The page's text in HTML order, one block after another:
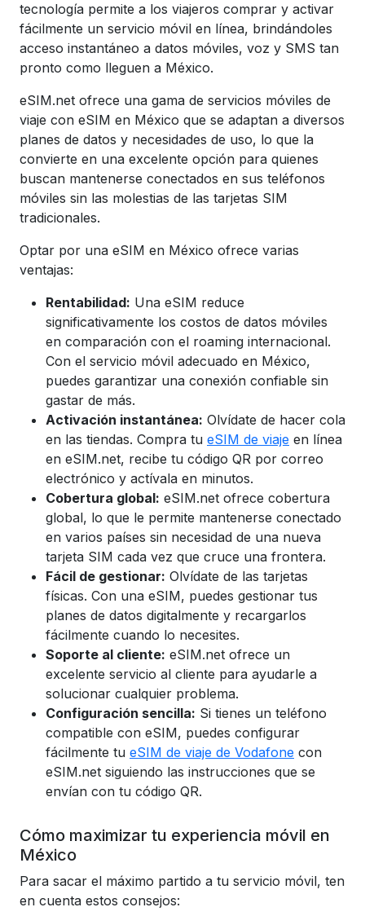
tecnología permite a los viajeros comprar y activar
fácilmente un servicio móvil en línea, brindándoles
acceso instantáneo a datos móviles, voz y SMS tan
pronto como lleguen a México.
eSIM.net ofrece una gama de servicios móviles de
viaje con eSIM en México que se adaptan a diversos
planes de datos y necesidades de uso, lo que la
convierte en una excelente opción para quienes
buscan mantenerse conectados en sus teléfonos
móviles sin las molestias de las tarjetas SIM
tradicionales.
Optar por una eSIM en México ofrece varias
ventajas:
Rentabilidad: Una eSIM reduce
significativamente los costos de datos móviles
en comparación con el roaming internacional.
Con el servicio móvil adecuado en México,
puedes garantizar una conexión confiable sin
gastar de más.
Activación instantánea: Olvídate de hacer cola
en las tiendas. Compra tu eSIM de viaje en línea
en eSIM.net, recibe tu código QR por correo
electrónico y actívala en minutos.
Cobertura global: eSIM.net ofrece cobertura
global, lo que le permite mantenerse conectado
en varios países sin necesidad de una nueva
tarjeta SIM cada vez que cruce una frontera.
Fácil de gestionar: Olvídate de las tarjetas
físicas. Con una eSIM, puedes gestionar tus
planes de datos digitalmente y recargarlos
fácilmente cuando lo necesites.
Soporte al cliente: eSIM.net ofrece un
excelente servicio al cliente para ayudarle a
solucionar cualquier problema.
Configuración sencilla: Si tienes un teléfono
compatible con eSIM, puedes configurar
fácilmente tu eSIM de viaje de Vodafone con
eSIM.net siguiendo las instrucciones que se
envían con tu código QR.
Cómo maximizar tu experiencia móvil en
México
Para sacar el máximo partido a tu servicio móvil, ten
en cuenta estos consejos: